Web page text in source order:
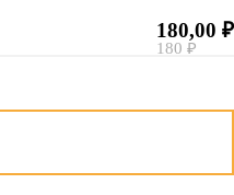
180,00 ₽
180 ₽